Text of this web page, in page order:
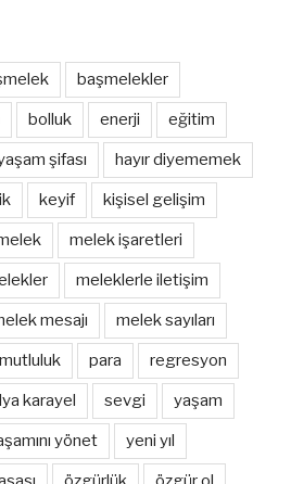
başmelekler
bolluk enerji eğitim
şifası hayır diyememek
keyif kişisel gelişim
melek işaretleri
meleklerle iletişim
mesajı melek sayıları
mutluluk para regresyon
karayel sevgi yaşam
yönet yeni yıl